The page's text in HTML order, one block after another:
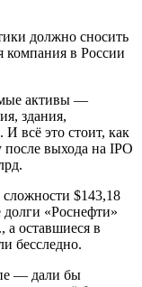
должно сносить
в России
активы —
здания,
И всё это стоит, как
после выхода на IPO
сложности $143,18
«Роснефти»
оставшиеся в
бесследно.
— дали бы